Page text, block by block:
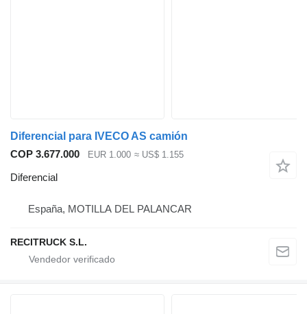
Diferencial para IVECO AS camión
COP 3.677.000
EUR 1.000 ≈ US$ 1.155
Diferencial
España, MOTILLA DEL PALANCAR
RECITRUCK S.L.